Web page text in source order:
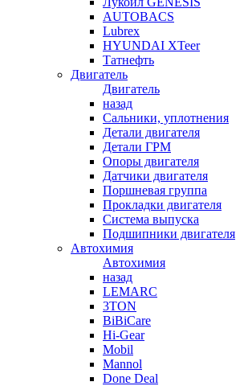
AUTOBACS
Lubrex
HYUNDAI XTeer
Татнефть
Двигатель
Двигатель
назад
Сальники, уплотнения
Детали двигателя
Детали ГРМ
Опоры двигателя
Датчики двигателя
Поршневая группа
Прокладки двигателя
Система выпуска
Подшипники двигателя
Автохимия
Автохимия
назад
LEMARC
3TON
BiBiCare
Hi-Gear
Mobil
Mannol
Done Deal